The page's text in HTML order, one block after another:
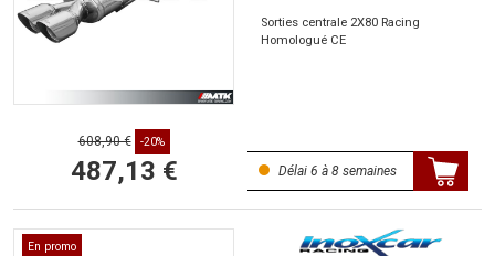
Sorties centrale 2X80 Racing
Homologué CE
608,90 € -20%
487,13 € Délai 6 à 8 semaines
En promo